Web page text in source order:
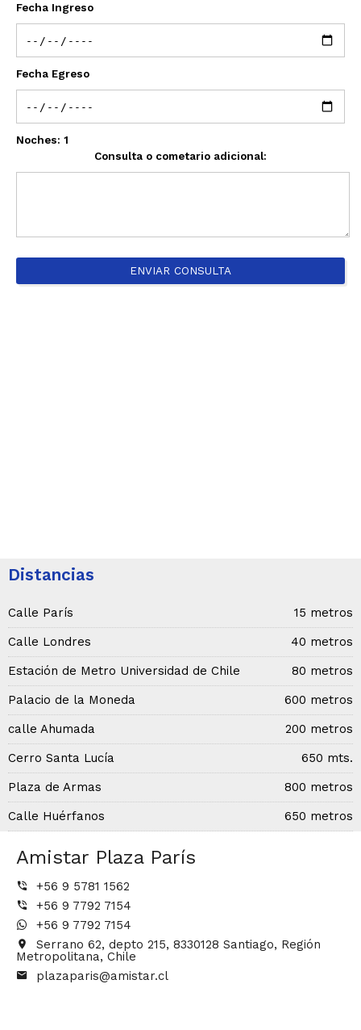
Fecha Ingreso
Fecha Egreso
Noches: 1
Consulta o cometario adicional:
ENVIAR CONSULTA
Distancias
Calle París
15 metros
Calle Londres
40 metros
Estación de Metro Universidad de Chile
80 metros
Palacio de la Moneda
600 metros
calle Ahumada
200 metros
Cerro Santa Lucía
650 mts.
Plaza de Armas
800 metros
Calle Huérfanos
650 metros
Amistar Plaza París
+56 9 5781 1562
+56 9 7792 7154
+56 9 7792 7154
Serrano 62, depto 215, 8330128 Santiago, Región
Metropolitana, Chile
plazaparis@amistar.cl